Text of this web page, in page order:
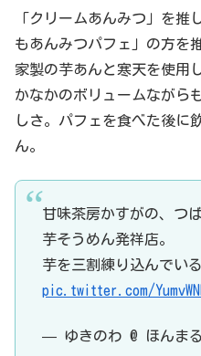
「クリームあんみつ」を推
もあんみつパフェ」の方を
家製の芋あんと寒天を使用
かなかのボリュームながら
しさ。パフェを食べた後に
ん。
甘味茶房かすがの、つば
芋そうめん発祥店。
芋を三割練り込んでいる
pic.twitter.com/
— ゆきのわ @ ほんまる